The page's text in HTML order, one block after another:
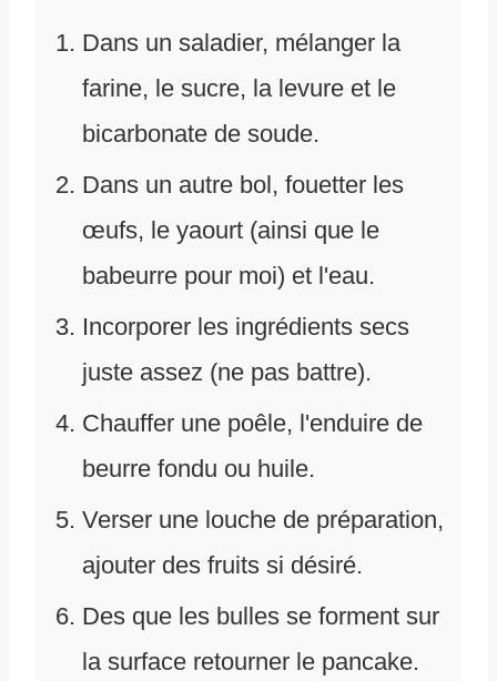
Dans un saladier, mélanger la
farine, le sucre, la levure et le
bicarbonate de soude.
Dans un autre bol, fouetter les
œufs, le yaourt (ainsi que le
babeurre pour moi) et l'eau.
Incorporer les ingrédients secs
juste assez (ne pas battre).
Chauffer une poêle, l'enduire de
beurre fondu ou huile.
Verser une louche de préparation,
ajouter des fruits si désiré.
Des que les bulles se forment sur
la surface retourner le pancake.